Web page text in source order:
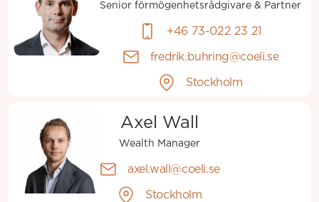
Senior förmögenhetsrådgivare & Partner
+46 73-022 23 21
fredrik.buhring@coeli.se
Stockholm
Axel Wall
Wealth Manager
axel.wall@coeli.se
Stockholm